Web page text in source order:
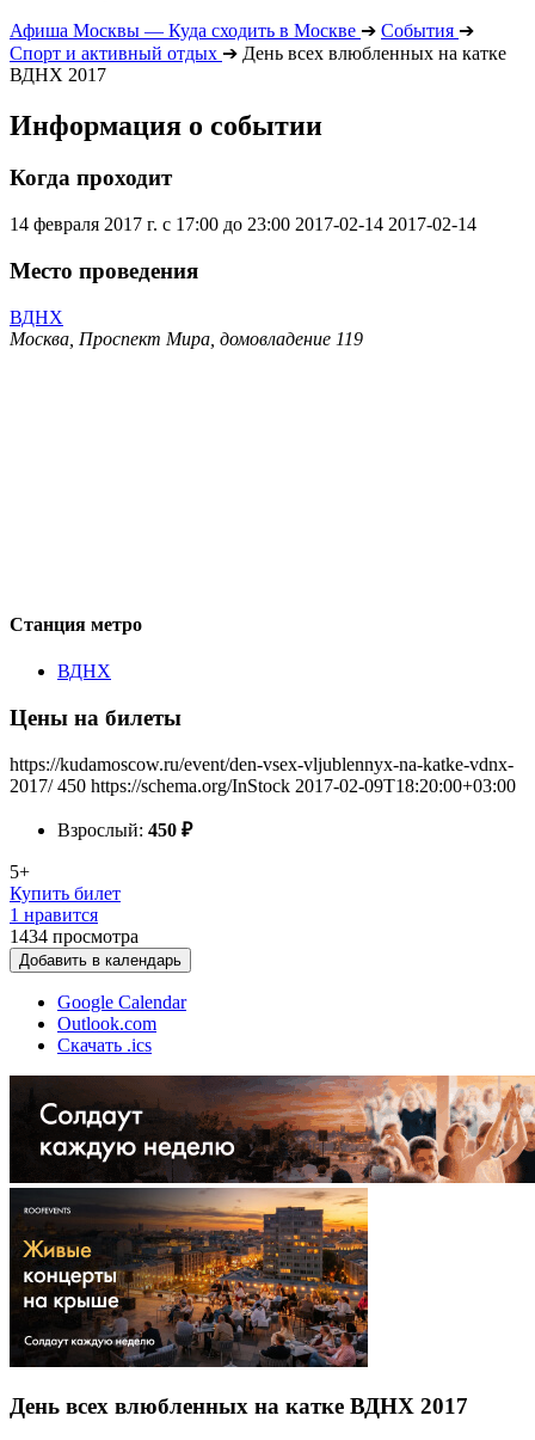
Афиша Москвы — Куда сходить в Москве ➔ События ➔
Спорт и активный отдых ➔ День всех влюбленных на катке
ВДНХ 2017
Информация о событии
Когда проходит
14 февраля 2017 г. с 17:00 до 23:00 2017-02-14 2017-02-14
Место проведения
ВДНХ
Москва, Проспект Мира, домовладение 119
Станция метро
ВДНХ
Цены на билеты
https://kudamoscow.ru/event/den-vsex-vljublennyx-na-katke-vdnx-
2017/ 450 https://schema.org/InStock 2017-02-09T18:20:00+03:00
Взрослый: 450 ₽
5+
Купить билет
1 нравится
1434 просмотра
Добавить в календарь
Google Calendar
Outlook.com
Скачать .ics
День всех влюбленных на катке ВДНХ 2017